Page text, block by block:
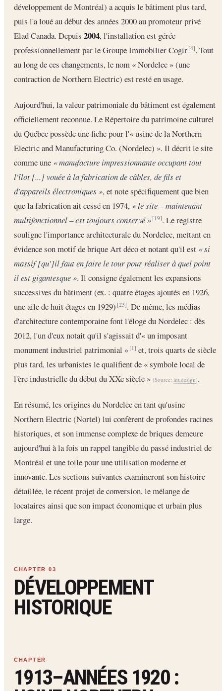
développement de Montréal) a acquis le bâtiment plus tard,
puis l'a loué au début des années 2000 au promoteur privé
Elad Canada. Depuis 2004, l'installation est gérée
professionnellement par le Groupe Immobilier Cogir[4]. Tout
au long de ces changements, le nom « Nordelec » (une
contraction de Northern Electric) est resté en usage.
Aujourd'hui, la valeur patrimoniale du bâtiment est également
officiellement reconnue. Le Répertoire du patrimoine culturel
du Québec possède une fiche pour l'« usine de la Northern
Electric and Manufacturing Co. (Nordelec) ». Il décrit le site
comme une « manufacture impressionnante occupant tout
l'îlot [...] vouée à la fabrication de câbles, de fils et
d'appareils électroniques », et note spécifiquement que bien
que la fabrication ait cessé en 1974, « le site – maintenant
multifonctionnel – est toujours conservé » [19]. Le registre
souligne l'importance architecturale du Nordelec, mettant en
évidence son motif de brique Art déco et notant qu'il est « si
massif [qu']il faut en faire le tour pour réaliser à quel point
il est gigantesque ». Il consigne également les expansions
successives du bâtiment (ex. : quatre étages ajoutés en 1926,
une aile de huit étages en 1929)[23]. De même, les médias
d'architecture contemporaine font l'éloge du Nordelec : dès
2012, l'un d'eux notait qu'il s'agissait d'« un imposant
monument industriel patrimonial »[1] et, trois quarts de siècle
plus tard, les urbanistes le qualifient de « symbole local de
l'ère industrielle du début du XXe siècle » (Source: int.design).
En résumé, les origines du Nordelec en tant qu'usine
Northern Electric (Nortel) lui confèrent de profondes racines
historiques, et son immense complexe de briques demeure
aujourd'hui à la fois un rappel tangible du passé industriel de
Montréal et une toile pour une utilisation moderne et
innovante. Les sections suivantes examineront son histoire
détaillée, le récent projet de conversion, le mélange de
locataires ainsi que son impact économique et urbain plus
large.
DÉVELOPPEMENT
HISTORIQUE
1913–ANNÉES 1920 :